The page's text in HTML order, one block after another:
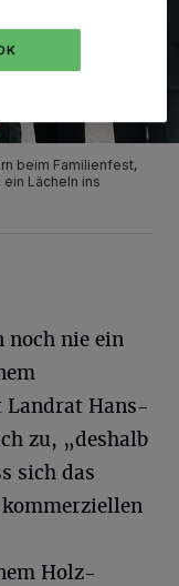
beim Familienfest,
Lächeln ins
noch nie ein
Landrat Hans-
zu, „deshalb
sich das
Holz-